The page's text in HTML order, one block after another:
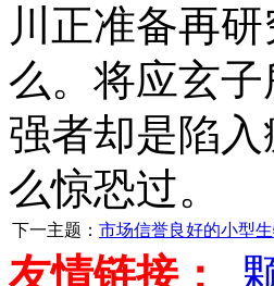
川正准备再
么。将应玄
强者却是陷
么惊恐过。
下一主题： 市场信誉良好的小型
友情链接：